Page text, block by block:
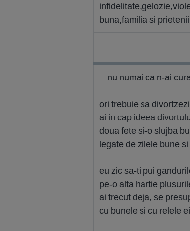
buna,familia si
nu numai ca n-ai
ori trebuie sa
ai in cap ideea
doua fete si-o slujba
legate de zilele bune
eu zic sa-ti pui
pe-o alta hartie
ai trecut deja, se
cu bunele si cu relele